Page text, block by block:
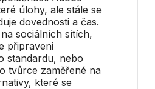
úlohy, ale stále se
dovednosti a čas.
sociálních sítích,
připraveni
standardu, nebo
tvůrce zaměřené na
které se